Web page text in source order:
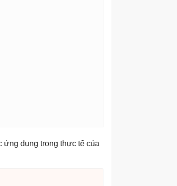
ứng dụng trong thực tế của